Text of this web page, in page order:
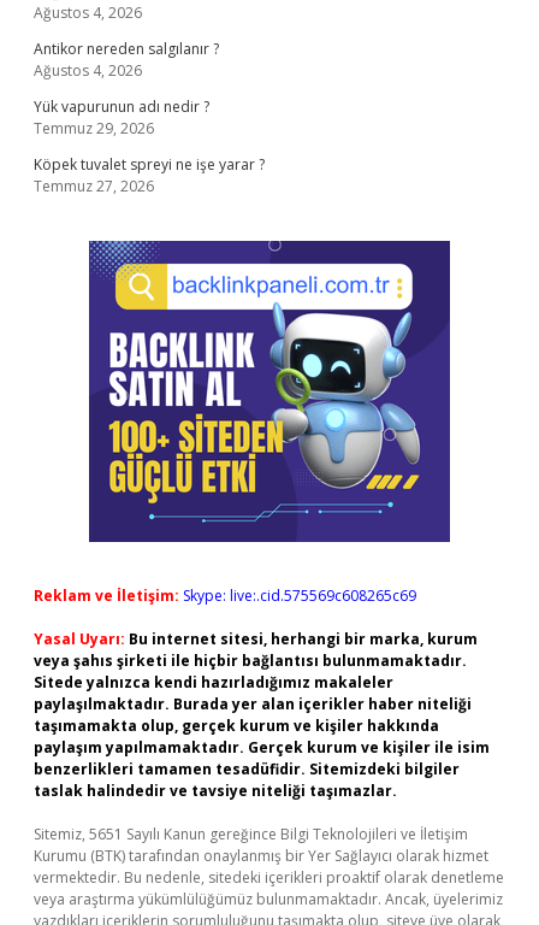
Ağustos 4, 2026
Antikor nereden salgılanır ?
Ağustos 4, 2026
Yük vapurunun adı nedir ?
Temmuz 29, 2026
Köpek tuvalet spreyi ne işe yarar ?
Temmuz 27, 2026
Reklam ve İletişim: Skype: live:.cid.575569c608265c69
Yasal Uyarı: Bu internet sitesi, herhangi bir marka, kurum
veya şahıs şirketi ile hiçbir bağlantısı bulunmamaktadır.
Sitede yalnızca kendi hazırladığımız makaleler
paylaşılmaktadır. Burada yer alan içerikler haber niteliği
taşımamakta olup, gerçek kurum ve kişiler hakkında
paylaşım yapılmamaktadır. Gerçek kurum ve kişiler ile isim
benzerlikleri tamamen tesadüfidir. Sitemizdeki bilgiler
taslak halindedir ve tavsiye niteliği taşımazlar.
Sitemiz, 5651 Sayılı Kanun gereğince Bilgi Teknolojileri ve İletişim
Kurumu (BTK) tarafından onaylanmış bir Yer Sağlayıcı olarak hizmet
vermektedir. Bu nedenle, sitedeki içerikleri proaktif olarak denetleme
veya araştırma yükümlülüğümüz bulunmamaktadır. Ancak, üyelerimiz
yazdıkları içeriklerin sorumluluğunu taşımakta olup, siteye üye olarak